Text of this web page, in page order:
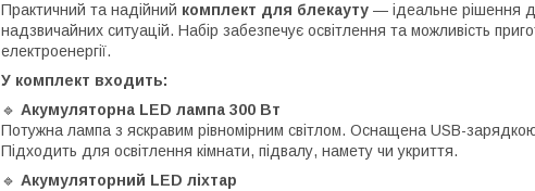
Практичний та надійний комплект для блекауту — ідеальне рішення
надзвичайних ситуацій. Набір забезпечує освітлення та можливість
електроенергії.
У комплект входить:
🔹 Акумуляторна LED лампа 300 Вт
Потужна лампа з яскравим рівномірним світлом. Оснащена USB-
Підходить для освітлення кімнати, підвалу, намету чи укриття.
🔹 Акумуляторний LED ліхтар